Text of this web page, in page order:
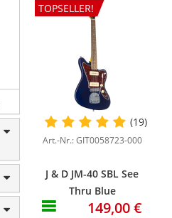
TOPSELLER!
(19)
Art.-Nr.: GIT0058723-000
J & D JM-40 SBL See
Thru Blue
149,00 €